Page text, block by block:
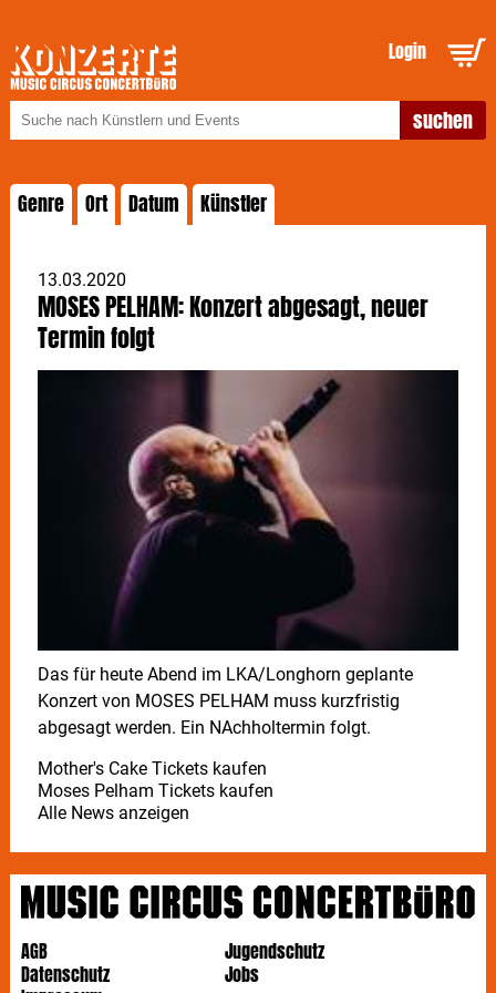
Login
Genre Ort Datum Künstler
13.03.2020
MOSES PELHAM: Konzert abgesagt, neuer
Termin folgt
Das für heute Abend im LKA/Longhorn geplante
Konzert von MOSES PELHAM muss kurzfristig
abgesagt werden. Ein NAchholtermin folgt.
Mother's Cake Tickets kaufen
Moses Pelham Tickets kaufen
Alle News anzeigen
AGB
Datenschutz
Jugendschutz
Jobs